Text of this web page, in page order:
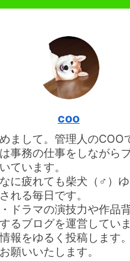
coo
まして。管理人のCOO
事務の仕事をしながら
ています。
に疲れても柴犬（♂）
れる毎日です。
ドラマの演技力や作品
るブログを運営していま
報をゆるく投稿します
願いいたします。